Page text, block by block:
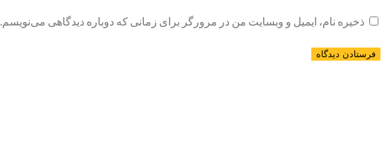
ذخیره نام، ایمیل و وبسایت من در مرورگر برای زمانی که دوباره دیدگاهی می‌نویسم.